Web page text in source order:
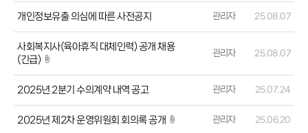
개인정보유출 의심에 따른 사전공지 관리자 25.08.07
사회복지사(육아휴직 대체인력) 공개 채용
(긴급)
관리자 25.08.07
2025년 2분기 수의계약 내역 공고 관리자 25.07.24
2025년 제2차 운영위원회 회의록 공개 관리자 25.06.20